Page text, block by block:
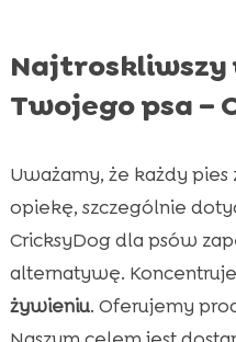
Najtroskliwszy
Twojego psa –
Uważamy, że każdy
opiekę, szczególnie
CricksyDog dla psów
alternatywę.
żywieniu. Oferujemy